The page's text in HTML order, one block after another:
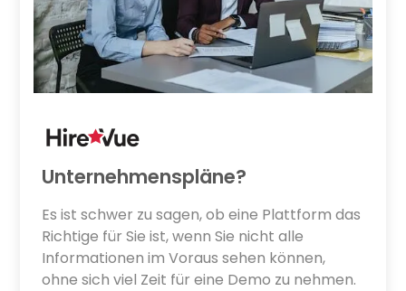
Unternehmenspläne?
Es ist schwer zu sagen, ob eine Plattform das
Richtige für Sie ist, wenn Sie nicht alle
Informationen im Voraus sehen können,
ohne sich viel Zeit für eine Demo zu nehmen.